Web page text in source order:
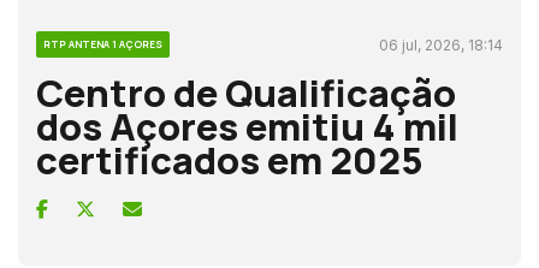
RTP ANTENA 1 AÇORES 06 jul, 2026, 18:14
Centro de Qualificação
dos Açores emitiu 4 mil
certificados em 2025